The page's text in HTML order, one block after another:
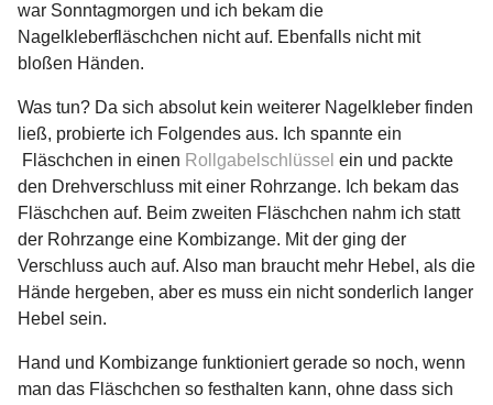
war Sonntagmorgen und ich bekam die
Nagelkleberfläschchen nicht auf. Ebenfalls nicht mit
bloßen Händen.
Was tun? Da sich absolut kein weiterer Nagelkleber finden
ließ, probierte ich Folgendes aus. Ich spannte ein
Fläschchen in einen Rollgabelschlüssel ein und packte
den Drehverschluss mit einer Rohrzange. Ich bekam das
Fläschchen auf. Beim zweiten Fläschchen nahm ich statt
der Rohrzange eine Kombizange. Mit der ging der
Verschluss auch auf. Also man braucht mehr Hebel, als die
Hände hergeben, aber es muss ein nicht sonderlich langer
Hebel sein.
Hand und Kombizange funktioniert gerade so noch, wenn
man das Fläschchen so festhalten kann, ohne dass sich